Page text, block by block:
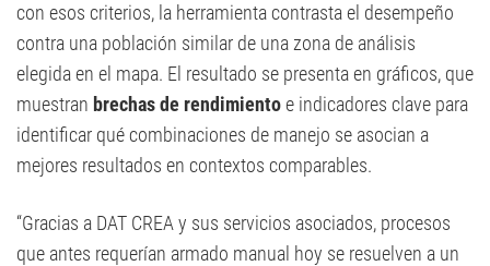
con esos criterios, la herramienta contrasta el desempeño
contra una población similar de una zona de análisis
elegida en el mapa. El resultado se presenta en gráficos, que
muestran brechas de rendimientoe indicadores clave para
identificar qué combinaciones de manejo se asocian a
mejores resultados en contextos comparables.
“Gracias a DAT CREA y sus servicios asociados, procesos
que antes requerían armado manual hoy se resuelven a un